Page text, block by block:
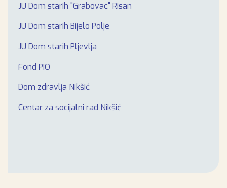
JU Dom starih "Grabovac" Risan
JU Dom starih Bijelo Polje
JU Dom starih Pljevlja
Fond PIO
Dom zdravlja Nikšić
Centar za socijalni rad Nikšić